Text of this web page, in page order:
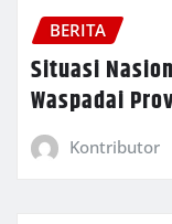
BERITA
Situasi
Waspadai
Kontributor